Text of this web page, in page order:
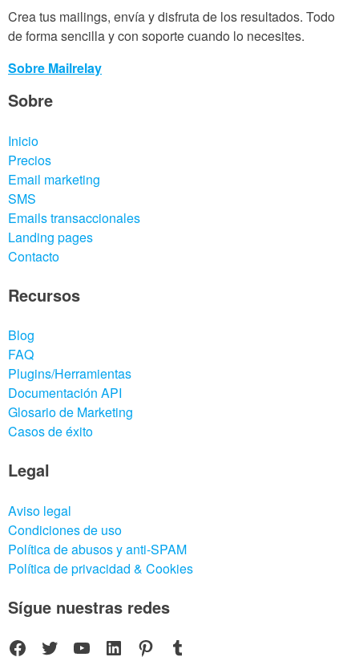
Crea tus mailings, envía y disfruta de los resultados. Todo
de forma sencilla y con soporte cuando lo necesites.
Sobre Mailrelay
Sobre
Inicio
Precios
Email marketing
SMS
Emails transaccionales
Landing pages
Contacto
Recursos
Blog
FAQ
Plugins/Herramientas
Documentación API
Glosario de Marketing
Casos de éxito
Legal
Aviso legal
Condiciones de uso
Política de abusos y anti-SPAM
Política de privacidad & Cookies
Sígue nuestras redes
Facebook Twitter YouTube LinkedIn Pinterest Tumblr